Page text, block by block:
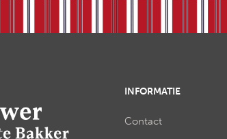
INFORMATIE
Contact